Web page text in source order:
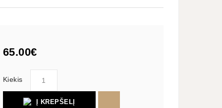
65.00€
Kiekis
Į KREPŠELĮ